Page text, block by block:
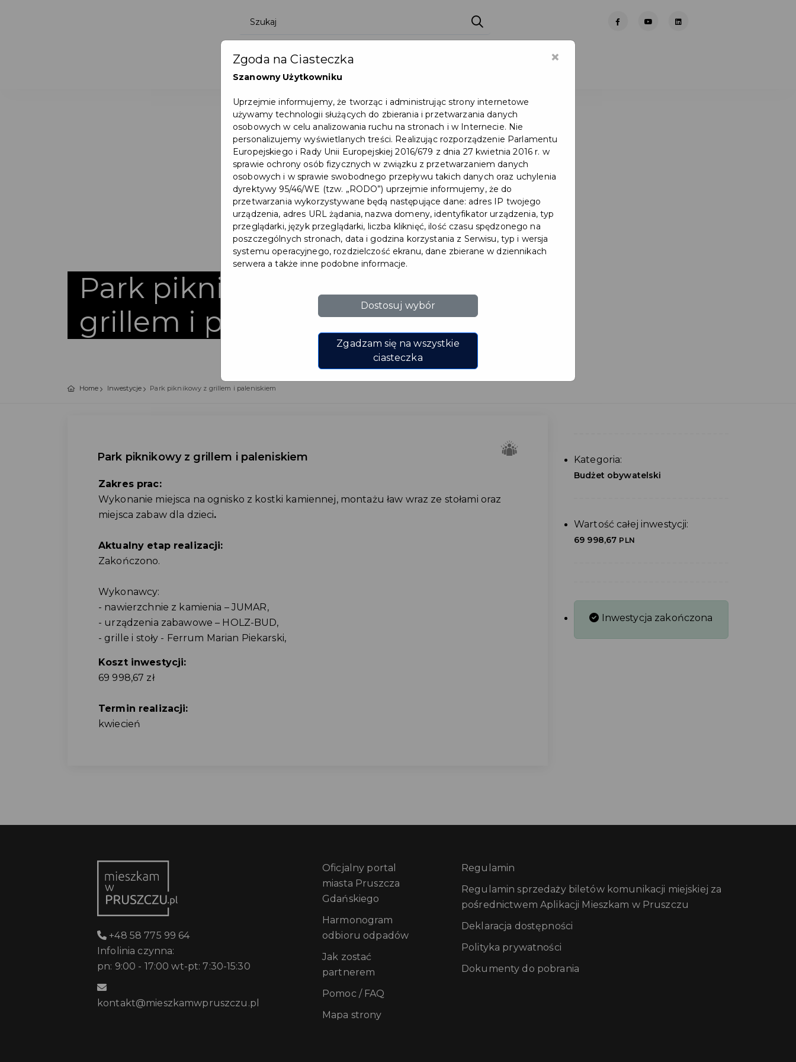
Park piknikowy z
grillem i paleniskiem
Home Inwestycje Park piknikowy z grillem i paleniskiem
Park piknikowy z grillem i paleniskiem
Zakres prac:
Wykonanie miejsca na ognisko z kostki kamiennej, montażu ław wraz ze stołami oraz
miejsca zabaw dla dzieci.
Aktualny etap realizacji:
Zakończono.
Wykonawcy:
- nawierzchnie z kamienia – JUMAR,
- urządzenia zabawowe – HOLZ-BUD,
- grille i stoły - Ferrum Marian Piekarski,
Koszt inwestycji:
69 998,67 zł
Termin realizacji:
kwiecień
Kategoria:
Budżet obywatelski
Wartość całej inwestycji:
69 998,67 PLN
Inwestycja zakończona
+48 58 775 99 64
Infolinia czynna:
pn: 9:00 - 17:00 wt-pt: 7:30-15:30
kontakt@mieszkamwpruszczu.pl
Oficjalny portal
miasta Pruszcza
Gdańskiego
Harmonogram
odbioru odpadów
Jak zostać
partnerem
Pomoc / FAQ
Mapa strony
Regulamin
Regulamin sprzedaży biletów komunikacji miejskiej za
pośrednictwem Aplikacji Mieszkam w Pruszczu
Deklaracja dostępności
Polityka prywatności
Dokumenty do pobrania
×
Zgoda na Ciasteczka
Szanowny Użytkowniku
Uprzejmie informujemy, że tworząc i administrując strony internetowe
używamy technologii służących do zbierania i przetwarzania danych
osobowych w celu analizowania ruchu na stronach i w Internecie. Nie
personalizujemy wyświetlanych treści. Realizując rozporządzenie Parlamentu
Europejskiego i Rady Unii Europejskiej 2016/679 z dnia 27 kwietnia 2016 r. w
sprawie ochrony osób fizycznych w związku z przetwarzaniem danych
osobowych i w sprawie swobodnego przepływu takich danych oraz uchylenia
dyrektywy 95/46/WE (tzw. „RODO”) uprzejmie informujemy, że do
przetwarzania wykorzystywane będą następujące dane: adres IP twojego
urządzenia, adres URL żądania, nazwa domeny, identyfikator urządzenia, typ
przeglądarki, język przeglądarki, liczba kliknięć, ilość czasu spędzonego na
poszczególnych stronach, data i godzina korzystania z Serwisu, typ i wersja
systemu operacyjnego, rozdzielczość ekranu, dane zbierane w dziennikach
serwera a także inne podobne informacje.
Dostosuj wybór
Zgadzam się na wszystkie
ciasteczka